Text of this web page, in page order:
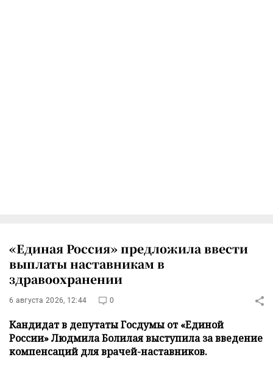
«Единая Россия» предложила ввести
выплаты наставникам в
здравоохранении
6 августа 2026, 12:44 0
Кандидат в депутаты Госдумы от «Единой
России» Людмила Болилая выступила за введение
компенсаций для врачей-наставников.